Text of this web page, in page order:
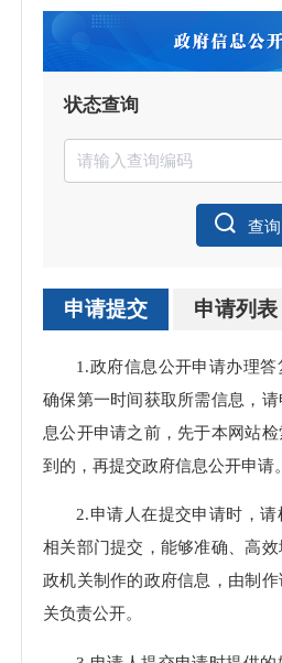
状态查询
查询
申请提交 申请列表
1.政府信息公开申请办理
确保第一时间获取所需信息，
息公开申请之前，先于本网站
到的，再提交政府信息公开申请。
2.申请人在提交申请时，
相关部门提交，能够准确、高
政机关制作的政府信息，由制
关负责公开。